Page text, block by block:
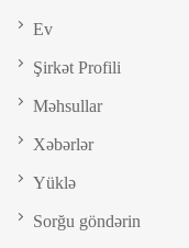
Ev
Şirkət Profili
Məhsullar
Xəbərlər
Yüklə
Sorğu göndərin